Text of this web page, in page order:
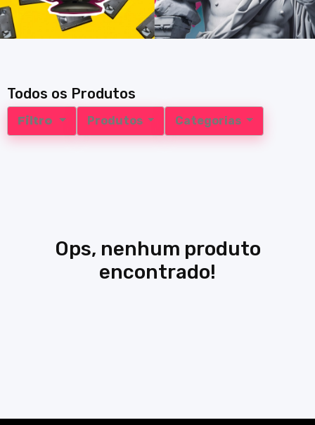
Todos os Produtos
Filtro Produtos Categorias
Ops, nenhum produto
encontrado!